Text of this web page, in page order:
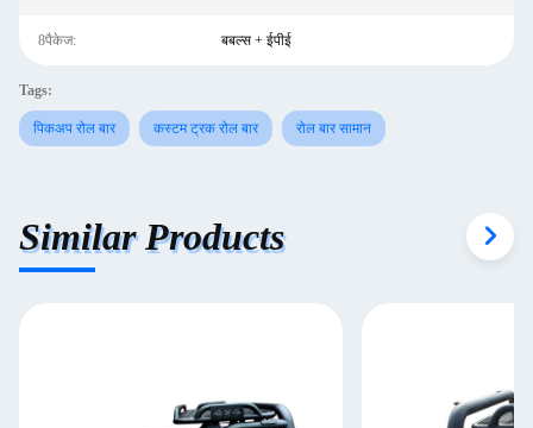
8पैकेज: बबल्स + ईपीई
Tags:
पिकअप रोल बार कस्टम ट्रक रोल बार रोल बार सामान
Similar Products